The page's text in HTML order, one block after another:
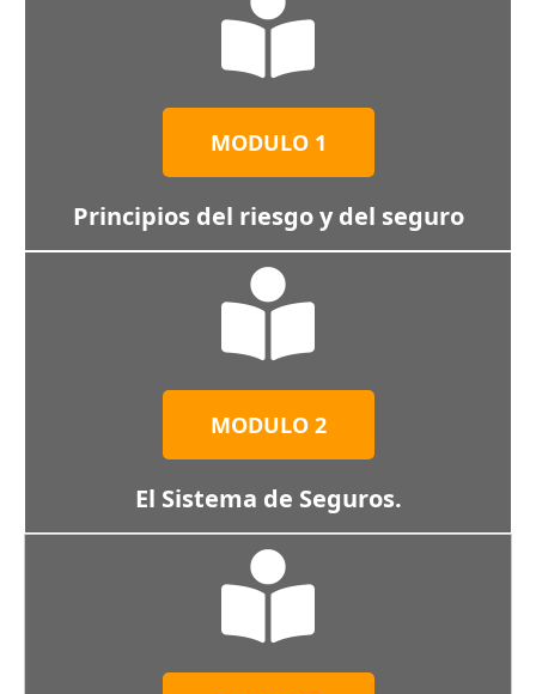
MODULO 1
Principios del riesgo y del seguro
MODULO 2
El Sistema de Seguros.